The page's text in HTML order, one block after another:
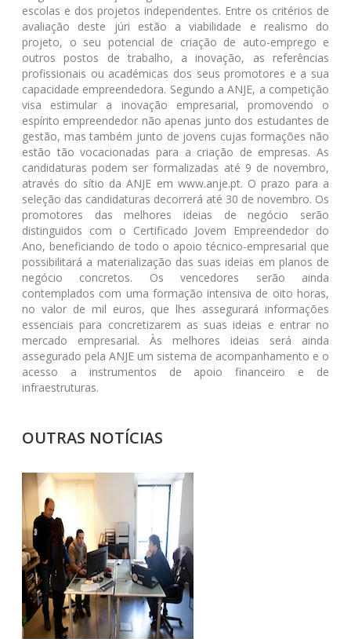
escolas e dos projetos independentes. Entre os critérios de
avaliação deste júri estão a viabilidade e realismo do
projeto, o seu potencial de criação de auto-emprego e
outros postos de trabalho, a inovação, as referências
profissionais ou académicas dos seus promotores e a sua
capacidade empreendedora. Segundo a ANJE, a competição
visa estimular a inovação empresarial, promovendo o
espírito empreendedor não apenas junto dos estudantes de
gestão, mas também junto de jovens cujas formações não
estão tão vocacionadas para a criação de empresas. As
candidaturas podem ser formalizadas até 9 de novembro,
através do sítio da ANJE em www.anje.pt. O prazo para a
seleção das candidaturas decorrerá até 30 de novembro. Os
promotores das melhores ideias de negócio serão
distinguidos com o Certificado Jovem Empreendedor do
Ano, beneficiando de todo o apoio técnico-empresarial que
possibilitará a materialização das suas ideias em planos de
negócio concretos. Os vencedores serão ainda
contemplados com uma formação intensiva de oito horas,
no valor de mil euros, que lhes assegurará informações
essenciais para concretizarem as suas ideias e entrar no
mercado empresarial. Às melhores ideias será ainda
assegurado pela ANJE um sistema de acompanhamento e o
acesso a instrumentos de apoio financeiro e de
infraestruturas.
OUTRAS NOTÍCIAS